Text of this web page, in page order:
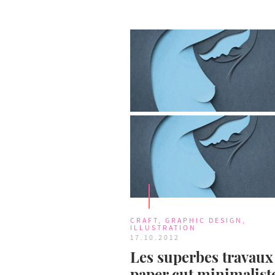
CRAFT GRAPHIC DESIGN
ILLUSTRATION
17.10.2012
Les superbes travaux